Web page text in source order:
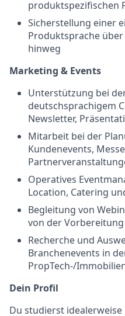
produktspezifischen
Sicherstellung einer
Produktsprache
hinweg
Marketing & Events
Unterstützung bei
deutschsprachigem
Newsletter,
Mitarbeit bei der
Kundenevents,
Operatives
Location, Catering
Begleitung von
von der
Recherche und
Branchenevents in
PropTech-/
Dein Profil
Du studierst